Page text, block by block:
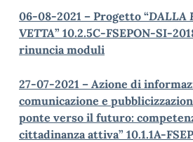
06-08-2021 – Progetto “DALLA
VETTA” 10.2.5C-FSEPON-SI-
rinuncia moduli
27-07-2021 – Azione di
comunicazione e
ponte verso il futuro:
cittadinanza attiva” 10.1.1A-